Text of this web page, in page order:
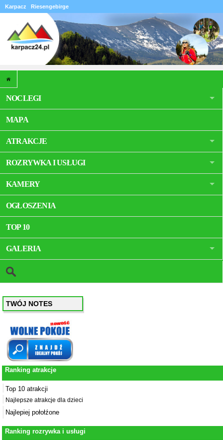
Karpacz Riesengebirge
NOCLEGI
MAPA
ATRAKCJE
ROZRYWKA I USŁUGI
KAMERY
OGŁOSZENIA
TOP 10
GALERIA
TWÓJ NOTES
Ranking atrakcje
Top 10 atrakcji
Najlepsze atrakcje dla dzieci
Najlepiej połołźone
Ranking rozrywka i usługi